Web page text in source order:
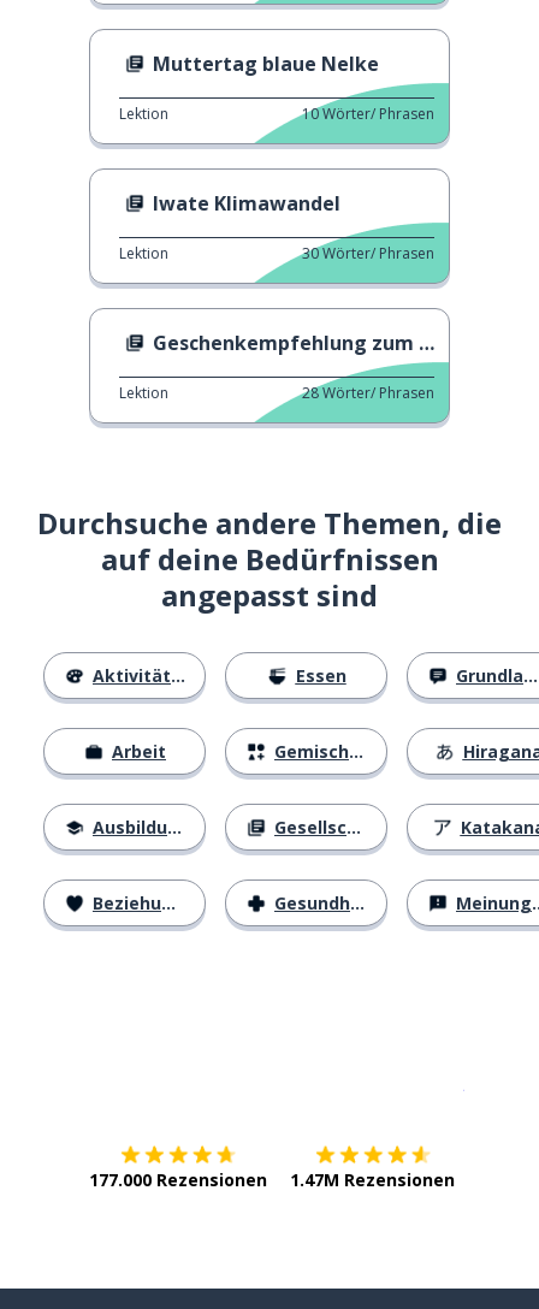
Muttertag blaue Nelke
Lektion 10Wörter/ Phrasen
Iwate Klimawandel
Lektion 30Wörter/ Phrasen
Geschenkempfehlung zum Muttertag
Lektion 28Wörter/ Phrasen
Durchsuche andere Themen, die
auf deine Bedürfnissen
angepasst sind
Aktivitäten
Arbeit
Ausbildung
Beziehungen
Essen
Gemischtes
Gesellschaft
Gesundheit
Grundlagen
Meinungen
177.000 Rezensionen 1.47M Rezensionen